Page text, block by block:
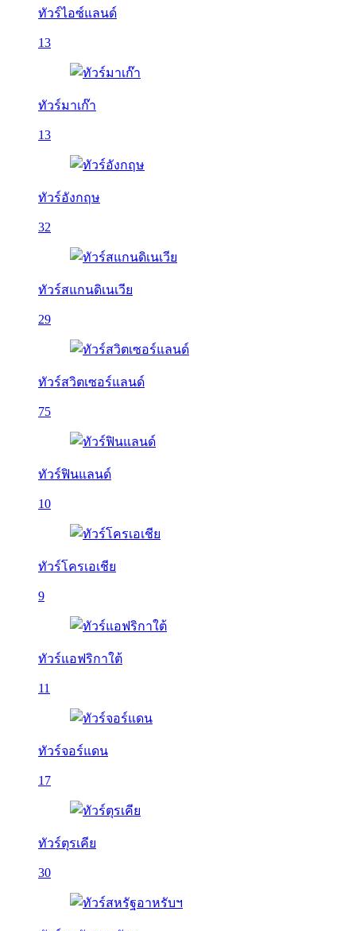
ทัวร์ไอซ์แลนด์
13
ทัวร์มาเก๊า
13
ทัวร์อังกฤษ
32
ทัวร์สแกนดิเนเวีย
29
ทัวร์สวิตเซอร์แลนด์
75
ทัวร์ฟินแลนด์
10
ทัวร์โครเอเชีย
9
ทัวร์แอฟริกาใต้
11
ทัวร์จอร์แดน
17
ทัวร์ตุรเคีย
30